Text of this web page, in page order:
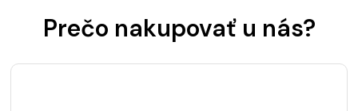
Prečo nakupovať u nás?